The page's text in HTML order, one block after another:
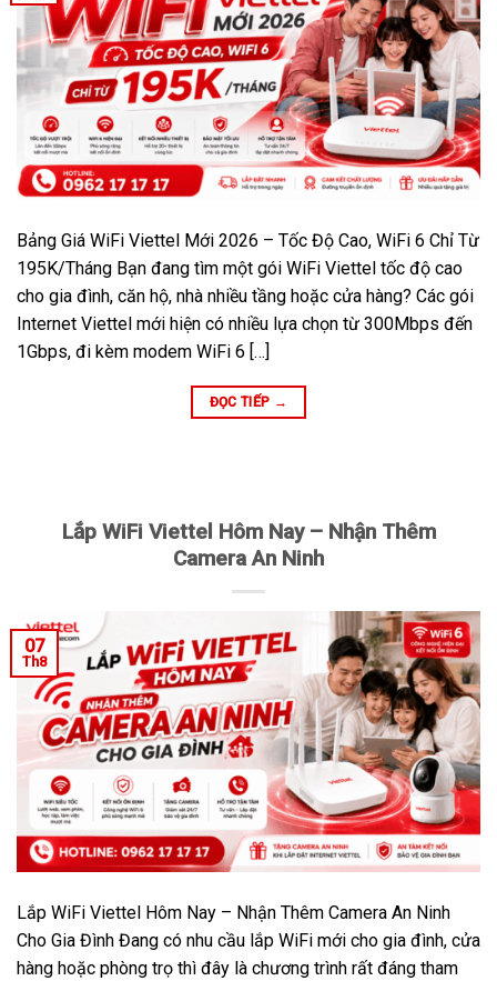
Bảng Giá WiFi Viettel Mới 2026 – Tốc Độ Cao, WiFi 6 Chỉ Từ
195K/Tháng Bạn đang tìm một gói WiFi Viettel tốc độ cao
cho gia đình, căn hộ, nhà nhiều tầng hoặc cửa hàng? Các gói
Internet Viettel mới hiện có nhiều lựa chọn từ 300Mbps đến
1Gbps, đi kèm modem WiFi 6 […]
ĐỌC TIẾP →
Lắp WiFi Viettel Hôm Nay – Nhận Thêm
Camera An Ninh
07
Th8
Lắp WiFi Viettel Hôm Nay – Nhận Thêm Camera An Ninh
Cho Gia Đình Đang có nhu cầu lắp WiFi mới cho gia đình, cửa
hàng hoặc phòng trọ thì đây là chương trình rất đáng tham